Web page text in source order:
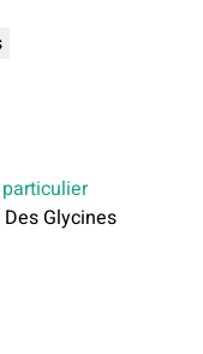
Glycines